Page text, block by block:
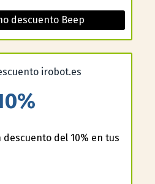
descuento Beep
del 10% en tus